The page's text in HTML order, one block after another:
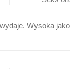
Wysoka